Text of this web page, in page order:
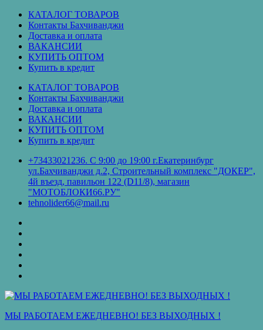
Перейти
содержимому
КАТАЛОГ ТОВАРОВ
Контакты Бахчиванджи
Доставка и оплата
ВАКАНСИИ
КУПИТЬ ОПТОМ
Купить в кредит
КАТАЛОГ ТОВАРОВ
Контакты Бахчиванджи
Доставка и оплата
ВАКАНСИИ
КУПИТЬ ОПТОМ
Купить в кредит
+73433021236. С 9:00 до 19:00 г.Екатеринбург
ул.Бахчиванджи д.2, Строительный комплекс "ДОКЕР",
4й въезд, павильон 122 (D11/8), магазин
"МОТОБЛОКИ66.РУ"
tehnolider66@mail.ru
кредит
МЫ РАБОТАЕМ ЕЖЕДНЕВНО! БЕЗ ВЫХОДНЫХ !